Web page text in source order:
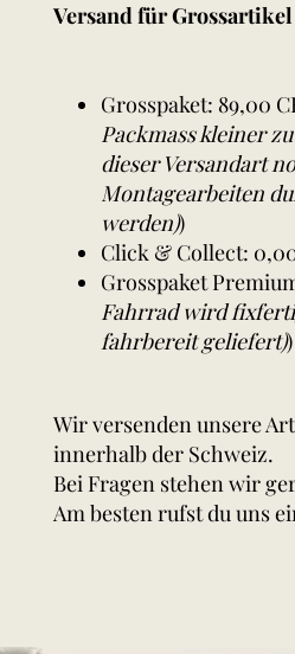
Versand für Grossartikel
Grosspaket: 89,00
Packmass kleiner
dieser Versandart
Montagearbeiten
werden))
Click & Collect:
Grosspaket
Fahrrad wird
fahrbereit geliefert))
Wir versenden unsere
innerhalb der Schweiz.
Bei Fragen stehen wir
Am besten rufst du uns